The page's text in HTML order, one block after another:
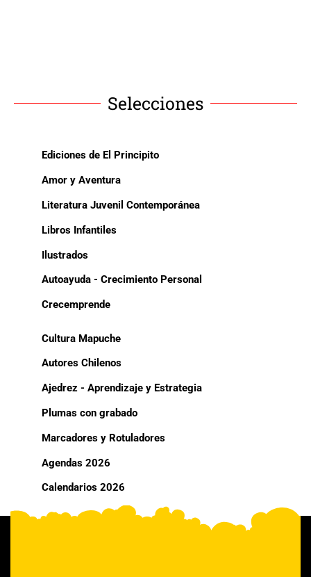
Selecciones
Ediciones de El Principito
Amor y Aventura
Literatura Juvenil Contemporánea
Libros Infantiles
Ilustrados
Autoayuda - Crecimiento Personal
Crecemprende
Cultura Mapuche
Autores Chilenos
Ajedrez - Aprendizaje y Estrategia
Plumas con grabado
Marcadores y Rotuladores
Agendas 2026
Calendarios 2026